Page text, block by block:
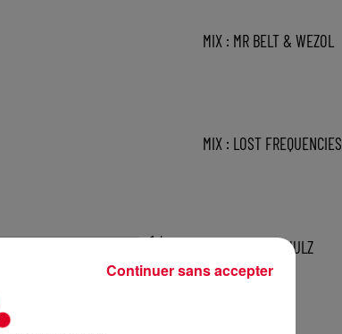
1 h
MIX : MR BELT & WEZOL
MIX : LOST FREQUENCIES
MIX : ROBIN SCHULZ
Continuer sans accepter